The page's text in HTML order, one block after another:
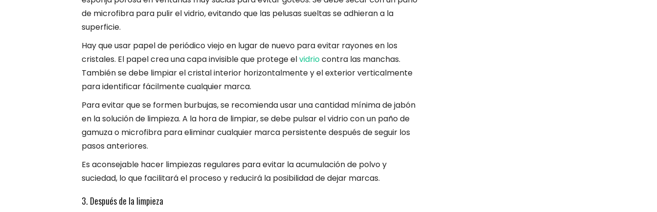
de microfibra para pulir el vidrio, evitando que las pelusas sueltas se adhieran a la
superficie.
Hay que usar papel de periódico viejo en lugar de nuevo para evitar rayones en los
cristales. El papel crea una capa invisible que protege elvidriocontra las manchas.
También se debe limpiar el cristal interior horizontalmente y el exterior verticalmente
para identificar fácilmente cualquier marca.
Para evitar que se formen burbujas, se recomienda usar una cantidad mínima de jabón
en la solución de limpieza. A la hora de limpiar, se debe pulsar el vidrio con un paño de
gamuza o microfibra para eliminar cualquier marca persistente después de seguir los
pasos anteriores.
Es aconsejable hacer limpiezas regulares para evitar la acumulación de polvo y
suciedad, lo que facilitará el proceso y reducirá la posibilidad de dejar marcas.
3. Después de la limpieza